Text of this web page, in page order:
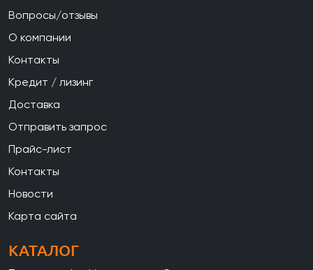
Вопросы/отзывы
О компании
Контакты
Кредит / лизинг
Доставка
Отправить запрос
Прайс-лист
Контакты
Новости
Карта сайта
КАТАЛОГ